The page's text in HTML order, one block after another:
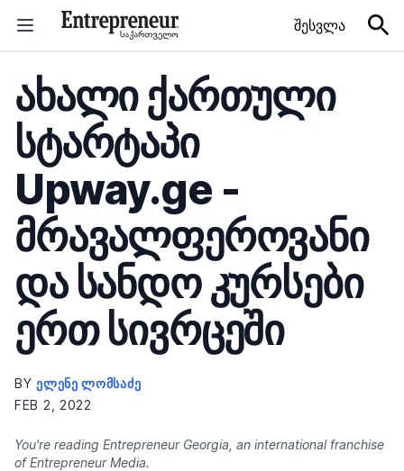
შესვლა
ახალი ქართული
სტარტაპი
Upway.ge -
მრავალფეროვანი
და სანდო კურსები
ერთ სივრცეში
BY ᲔᲚᲔᲜᲔ ᲚᲝᲛᲡᲐᲫᲔ
FEB 2, 2022
You're reading Entrepreneur Georgia, an international franchise
of Entrepreneur Media.